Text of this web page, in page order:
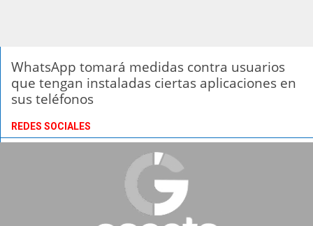
WhatsApp tomará medidas contra usuarios
que tengan instaladas ciertas aplicaciones en
sus teléfonos
REDES SOCIALES